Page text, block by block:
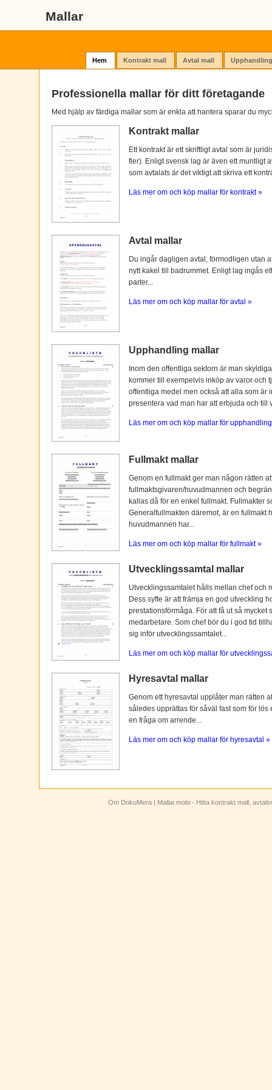
Mallar
Hem Kontrakt mall Avtal mall
Professionella mallar för ditt företagande
Med hjälp av färdiga mallar som är enkla att hantera sparar du
Kontrakt mallar
Ett kontrakt är ett skriftligt avtal som är
fler). Enligt svensk lag är även ett muntligt
som avtalats är det viktigt att skriva ett
Läs mer om och köp mallar för kontrakt »
Avtal mallar
Du ingår dagligen avtal, förmodligen utan
nytt kakel till badrummet. Enligt lag ingås
parter...
Läs mer om och köp mallar för avtal »
Upphandling mallar
Inom den offentliga sektorn är man
kommer till exempelvis inköp av varor och
offentliga medel men också att alla som är
presentera vad man har att erbjuda och till
Läs mer om och köp mallar för
Fullmakt mallar
Genom en fullmakt ger man någon rätten
fullmaktsgivaren/huvudmannen och
kallas då för en enkel fullmakt. Fullmakter
Generalfullmakten däremot, är en fullmakt
huvudmannen har...
Läs mer om och köp mallar för fullmakt »
Utvecklingssamtal mallar
Utvecklingssamtalet hålls mellan chef och
Dess syfte är att främja en god utveckling
prestationsförmåga. För att få ut så
medarbetare. Som chef bör du i god tid
sig inför utvecklingssamtalet...
Läs mer om och köp mallar för
Hyresavtal mallar
Genom ett hyresavtal upplåter man rätten
således upprättas för såväl fast som för
en fråga om arrende...
Läs mer om och köp mallar för hyresavtal »
Om DokuMera | Mallar.mobi - Hitta kontrakt mall,